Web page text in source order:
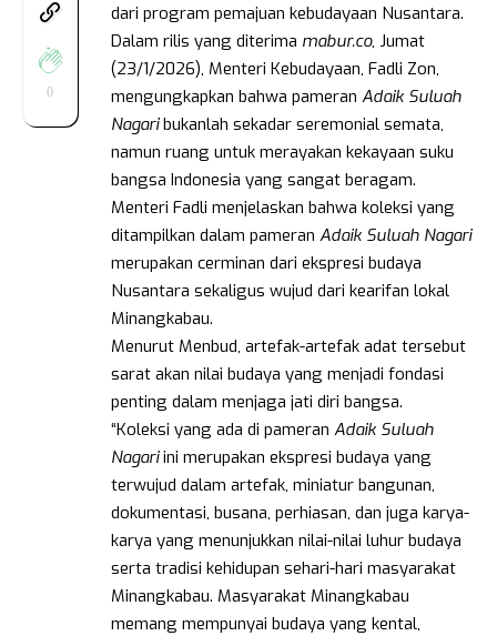
0
dari program pemajuan kebudayaan Nusantara.
Dalam rilis yang diterima mabur.co, Jumat
(23/1/2026), Menteri Kebudayaan, Fadli Zon,
mengungkapkan bahwa pameran Adaik Suluah
Nagaribukanlah sekadar seremonial semata,
namun ruang untuk merayakan kekayaan suku
bangsa Indonesia yang sangat beragam.
Menteri Fadli menjelaskan bahwa koleksi yang
ditampilkan dalam pameran Adaik Suluah Nagari
merupakan cerminan dari ekspresi budaya
Nusantara sekaligus wujud dari kearifan lokal
Minangkabau.
Menurut Menbud, artefak-artefak adat tersebut
sarat akan nilai budaya yang menjadi fondasi
penting dalam menjaga jati diri bangsa.
“Koleksi yang ada di pameran Adaik Suluah
Nagariini merupakan ekspresi budaya yang
terwujud dalam artefak, miniatur bangunan,
dokumentasi, busana, perhiasan, dan juga karya-
karya yang menunjukkan nilai-nilai luhur budaya
serta tradisi kehidupan sehari-hari masyarakat
Minangkabau. Masyarakat Minangkabau
memang mempunyai budaya yang kental,